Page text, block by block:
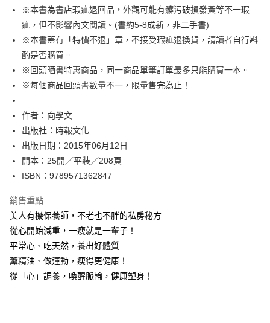
付款後全家取貨
每筆NT$60，滿NT$499(含以上)免運費
付款後7-11取貨
每筆NT$60，滿NT$499(含以上)免運費
宅配
每筆NT$100，滿NT$499(含以上)免運費
※本書為書店瑕疵退回品，外觀可能有髒污破損發黃等不一瑕
疵，但不影響內文閱讀。(書約5-8成新，非二手書)
※本書蓋有「特價不退」章，不接受瑕疵退換貨，請讀者自行斟
酌是否購買。
※回頭晒書特惠商品，同一商品單筆訂單最多只能購買一本。
※每個商品回頭書數量不一，限量售完為止！
作者：向學文
出版社：時報文化
出版日期：2015年06月12日
開本：25開／平裝／208頁
ISBN：9789571362847
銷售重點
美人有機保養師，不老也不胖的私房秘方
從心開始減重，一瘦就是一輩子！
平常心、吃天然，養出好體質
薰精油、做運動，瘦得更健康！
從「心」調養，喚醒脈輪，健康塑身！